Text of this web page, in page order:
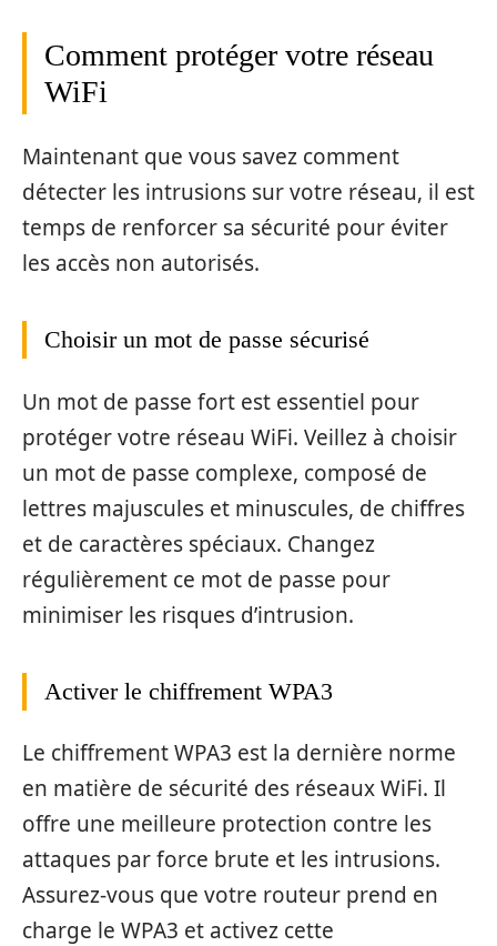
Comment protéger votre réseau
WiFi
Maintenant que vous savez comment
détecter les intrusions sur votre réseau, il est
temps de renforcer sa sécurité pour éviter
les accès non autorisés.
Choisir un mot de passe sécurisé
Un mot de passe fort est essentiel pour
protéger votre réseau WiFi. Veillez à choisir
un mot de passe complexe, composé de
lettres majuscules et minuscules, de chiffres
et de caractères spéciaux. Changez
régulièrement ce mot de passe pour
minimiser les risques d’intrusion.
Activer le chiffrement WPA3
Le chiffrement WPA3 est la dernière norme
en matière de sécurité des réseaux WiFi. Il
offre une meilleure protection contre les
attaques par force brute et les intrusions.
Assurez-vous que votre routeur prend en
charge le WPA3 et activez cette